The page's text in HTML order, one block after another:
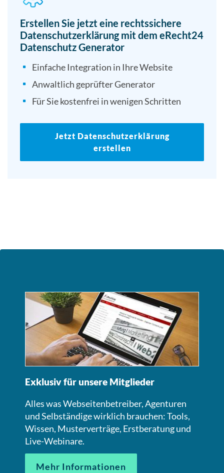
Erstellen Sie jetzt eine rechtssichere
Datenschutzerklärung mit dem eRecht24
Datenschutz Generator
Einfache Integration in Ihre Website
Anwaltlich geprüfter Generator
Für Sie kostenfrei in wenigen Schritten
Jetzt Datenschutzerklärung
erstellen
Exklusiv für unsere Mitglieder
Alles was Webseitenbetreiber, Agenturen
und Selbständige wirklich brauchen: Tools,
Wissen, Musterverträge, Erstberatung und
Live-Webinare.
Mehr Informationen